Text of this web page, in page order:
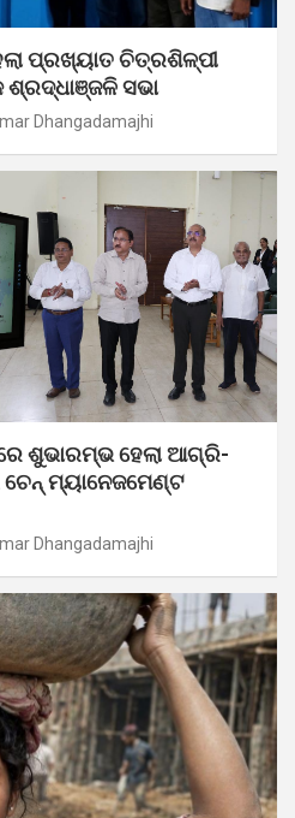
ପ୍ରଖ୍ୟାତ ଚିତ୍ରଶିଳ୍ପୀ
ସଭା
Dhangadamajhi
ଶୁଭାରମ୍ଭ ହେଲା ଆଗ୍ରି-
ମ୍ୟାନେଜମେଣ୍ଟ
Dhangadamajhi